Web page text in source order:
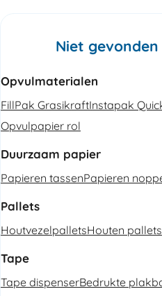
Niet
Opvulmaterialen
FillPak GrasikraftInstapak
Opvulpapier rol
Duurzaam papier
Papieren tassenPapieren
Pallets
HoutvezelpalletsHouten pallets
Tape
Tape dispenserBedrukte